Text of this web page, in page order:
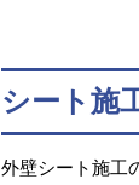
シート施
外壁シート施工